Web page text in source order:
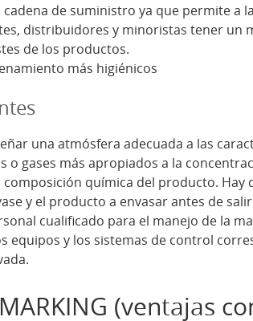
cadena de suministro ya que permite a
distribuidores y minoristas tener un
de los productos.
más higiénicos
una atmósfera adecuada a las
o gases más apropiados a la
composición química del producto. Hay
y el producto a envasar antes de
cualificado para el manejo de la
equipos y los sistemas de control
(ventajas